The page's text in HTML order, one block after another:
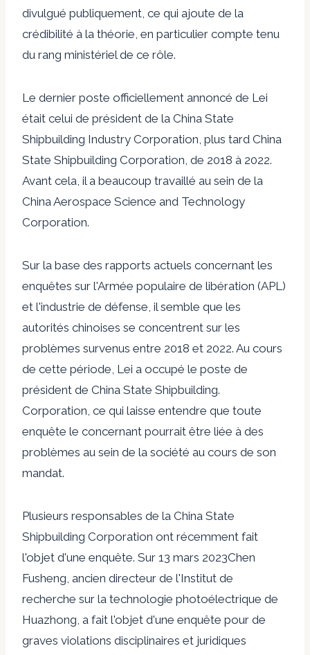
divulgué publiquement, ce qui ajoute de la
crédibilité à la théorie, en particulier compte tenu
du rang ministériel de ce rôle.
Le dernier poste officiellement annoncé de Lei
était celui de président de la China State
Shipbuilding Industry Corporation, plus tard China
State Shipbuilding Corporation, de 2018 à 2022.
Avant cela, il a beaucoup travaillé au sein de la
China Aerospace Science and Technology
Corporation.
Sur la base des rapports actuels concernant les
enquêtes sur l'Armée populaire de libération (APL)
et l'industrie de défense, il semble que les
autorités chinoises se concentrent sur les
problèmes survenus entre 2018 et 2022. Au cours
de cette période, Lei a occupé le poste de
président de China State Shipbuilding.
Corporation, ce qui laisse entendre que toute
enquête le concernant pourrait être liée à des
problèmes au sein de la société au cours de son
mandat.
Plusieurs responsables de la China State
Shipbuilding Corporation ont récemment fait
l'objet d'une enquête. Sur 13 mars 2023Chen
Fusheng, ancien directeur de l'Institut de
recherche sur la technologie photoélectrique de
Huazhong, a fait l'objet d'une enquête pour de
graves violations disciplinaires et juridiques